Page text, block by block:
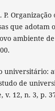
P.
que adotam
ambiente de
universitário:
de
12, n. 3, p.